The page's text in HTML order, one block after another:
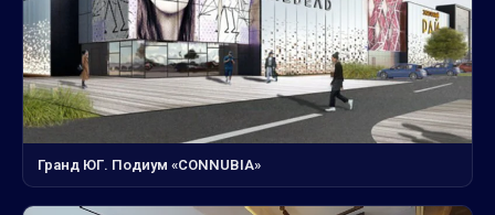
Гранд ЮГ. Подиум «CONNUBIA»